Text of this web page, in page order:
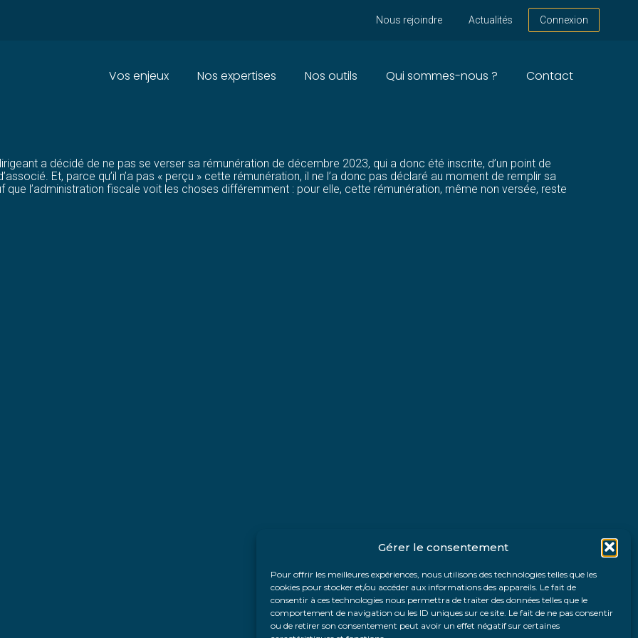
Gérer le consentement
Pour offrir les meilleures expériences, nous utilisons des technologies telles que les
cookies pour stocker et/ou accéder aux informations des appareils. Le fait de
consentir à ces technologies nous permettra de traiter des données telles que le
comportement de navigation ou les ID uniques sur ce site. Le fait de ne pas consentir
ou de retirer son consentement peut avoir un effet négatif sur certaines
Nous rejoindre Actualités Connexion
Principal
Vos enjeux Nos expertises Nos outils Qui sommes-nous ? Contact
: NON VERSÉE MAIS IMPOSABLE ?
a décidé de ne pas se verser sa rémunération de décembre 2023, qui a donc été inscrite, d’un point de
Et, parce qu’il n’a pas « perçu » cette rémunération, il ne l’a donc pas déclaré au moment de remplir sa
que l’administration fiscale voit les choses différemment : pour elle, cette rémunération, même non versée, reste